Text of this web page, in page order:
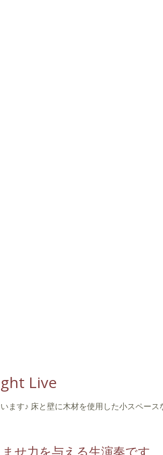
Live
す♪ 床と壁に木材を使用した小スペー
せ力を与える生演奏です